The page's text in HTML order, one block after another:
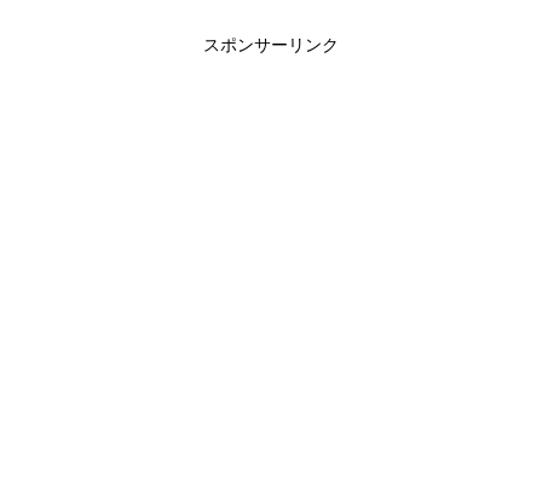
スポンサーリンク